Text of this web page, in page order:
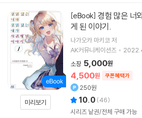
미리보기
[eBook] 경험 많은 너와 경험 없는 내가 사귀
게 된 이야기.
나가오카 마키코 저
AK커뮤니케이션즈
4,500원 쿠폰혜택가
소장 5,000원
250원
10.0 (46)
시리즈 낱권/전체 구매 가능